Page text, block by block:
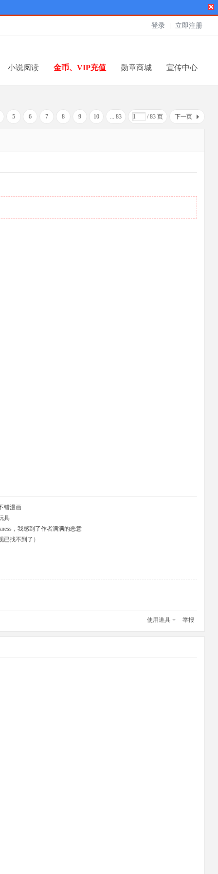
登录 立即注册
小说阅读 金币、VIP充值 勋章商城 宣传中心
5 6 7 8 9 10 ... 83 / 83 页 下一页
错漫画
具
，我感到了作者满满的恶意
已找不到了）
使用道具 举报